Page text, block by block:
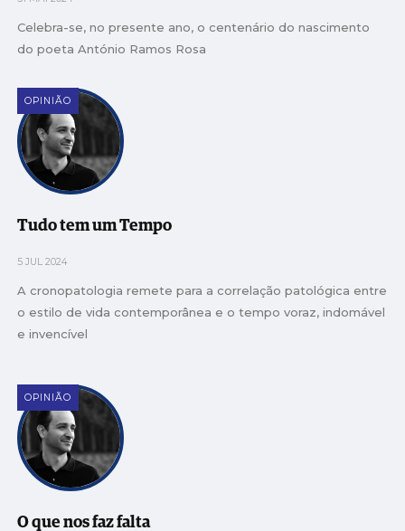
Celebra-se, no presente ano, o centenário do nascimento
do poeta António Ramos Rosa
OPINIÃO
Tudo tem um Tempo
5 JUL 2024
A cronopatologia remete para a correlação patológica entre
o estilo de vida contemporânea e o tempo voraz, indomável
e invencível
OPINIÃO
O que nos faz falta